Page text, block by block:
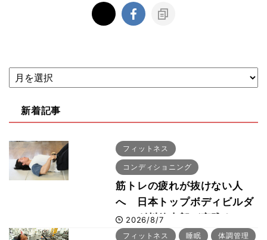
新着記事
フィットネス
コンディショニング
筋トレの疲れが抜けない人
へ 日本トップボディビルダ
ー・刈川啓志郎が実践する
「回復習慣」
2026/8/7
フィットネス 睡眠 体調管理